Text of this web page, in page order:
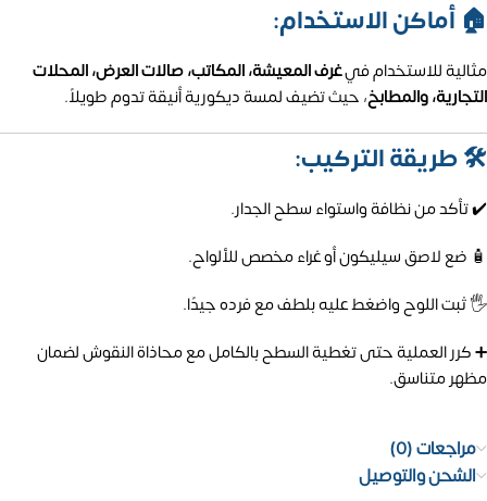
🏠 أماكن الاستخدام:
مثالية للاستخدام فيغرف المعيشة، المكاتب، صالات العرض، المحلات
التجارية، والمطابخ، حيث تضيف لمسة ديكورية أنيقة تدوم طويلاً.
🛠️ طريقة التركيب:
✔️ تأكد من نظافة واستواء سطح الجدار.
🧴 ضع لاصق سيليكون أو غراء مخصص للألواح.
🖐️ ثبت اللوح واضغط عليه بلطف مع فرده جيدًا.
➕ كرر العملية حتى تغطية السطح بالكامل مع محاذاة النقوش لضمان
مظهر متناسق.
مراجعات (0)
الشحن والتوصيل